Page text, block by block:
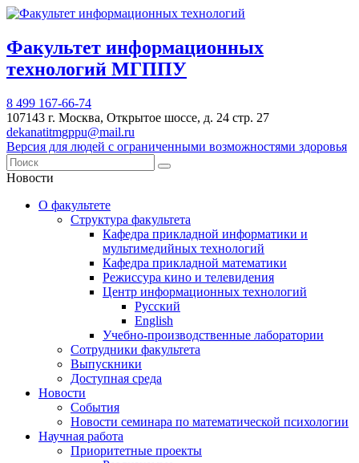
Факультет информационных
технологий МГППУ
8 499 167-66-74
107143 г. Москва, Открытое шоссе, д. 24 стр. 27
dekanatitmgppu@mail.ru
Версия для людей с ограниченными возможностями здоровья
Новости
О факультете
Структура факультета
Кафедра прикладной информатики и
мультимедийных технологий
Кафедра прикладной математики
Режиссура кино и телевидения
Центр информационных технологий
Русский
English
Учебно-производственные лаборатории
Сотрудники факультета
Выпускники
Доступная среда
Новости
События
Новости семинара по математической психологии
Научная работа
Приоритетные проекты